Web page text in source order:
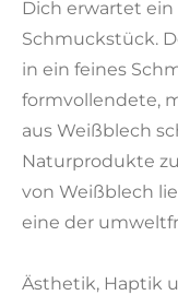
Dich erwartet
Schmuckstück.
in ein feines
formvollendete,
aus Weißblech
Naturprodukte
von Weißblech
eine der
Ästhetik, Haptik